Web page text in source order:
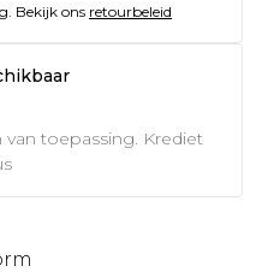
Bekijk ons retourbeleid
toepassing. Krediet